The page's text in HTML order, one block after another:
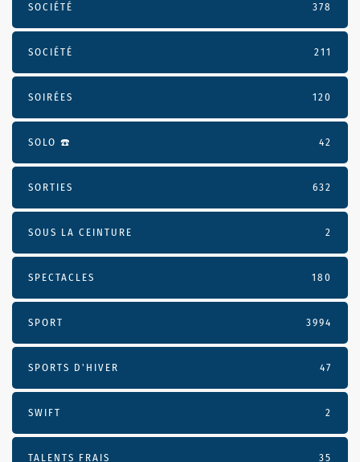
SOCIÉTÉ 378
SOCIÉTÉ 211
SOIRÉES 120
SOLO ☎️ 42
SORTIES 632
SOUS LA CEINTURE 2
SPECTACLES 180
SPORT 3994
SPORTS D'HIVER 47
SWIFT 2
TALENTS FRAIS 35